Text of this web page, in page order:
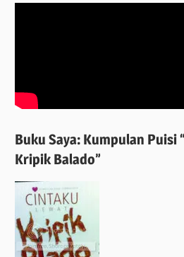
Buku Saya: Kumpulan Puisi
Kripik Balado”